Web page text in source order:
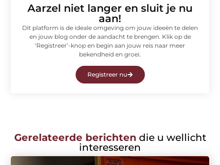
Aarzel niet langer en sluit je nu
aan!
Dit platform is de ideale omgeving om jouw ideeën te delen
en jouw blog onder de aandacht te brengen. Klik op de
‘Registreer’-knop en begin aan jouw reis naar meer
bekendheid en groei.
Registreer nu
Gerelateerde berichten die u wellicht
interesseren